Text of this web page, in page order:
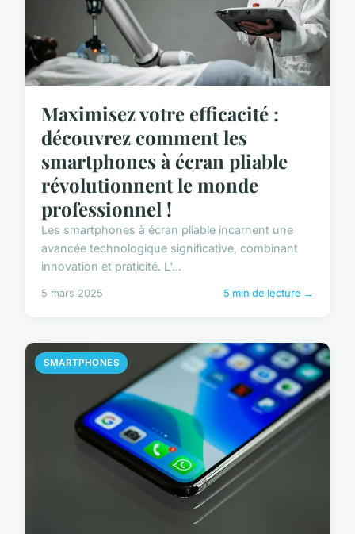
Maximisez votre efficacité :
découvrez comment les
smartphones à écran pliable
révolutionnent le monde
professionnel !
Les smartphones à écran pliable incarnent une
avancée technologique significative, combinant
innovation et praticité. L'...
5 mars 2025 5 min de lecture →
SMARTPHONES